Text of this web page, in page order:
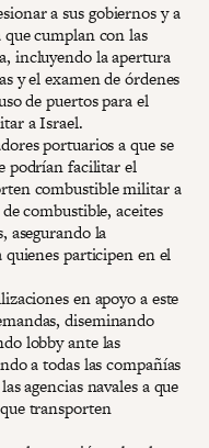
a sus gobiernos y a
que cumplan con las
incluyendo la apertura
y el examen de órdenes
de puertos para el
a Israel.
portuarios a que se
podrían facilitar el
combustible militar a
combustible, aceites
asegurando la
participen en el
en apoyo a este
diseminando
lobby ante las
a todas las compañías
agencias navales a que
transporten